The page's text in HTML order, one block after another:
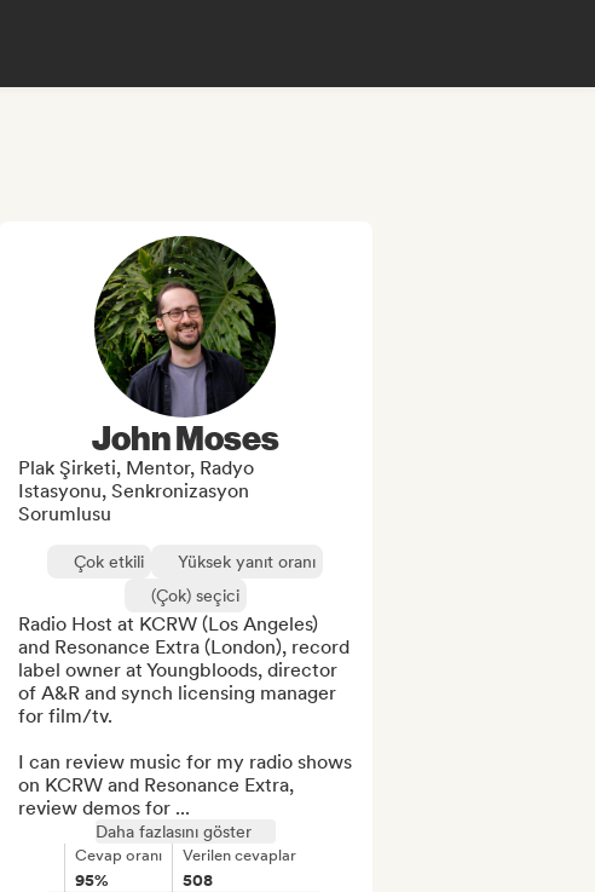
John Moses
Plak Şirketi, Mentor, Radyo
Istasyonu, Senkronizasyon
Sorumlusu
Çok etkili
Yüksek yanıt oranı
(Çok) seçici
Radio Host at KCRW (Los Angeles)
and Resonance Extra (London), record
label owner at Youngbloods, director
of A&R and synch licensing manager
for film/tv.
I can review music for my radio shows
on KCRW and Resonance Extra,
review demos for ...
Daha fazlasını göster
Cevap oranı
95%
Verilen cevaplar
508